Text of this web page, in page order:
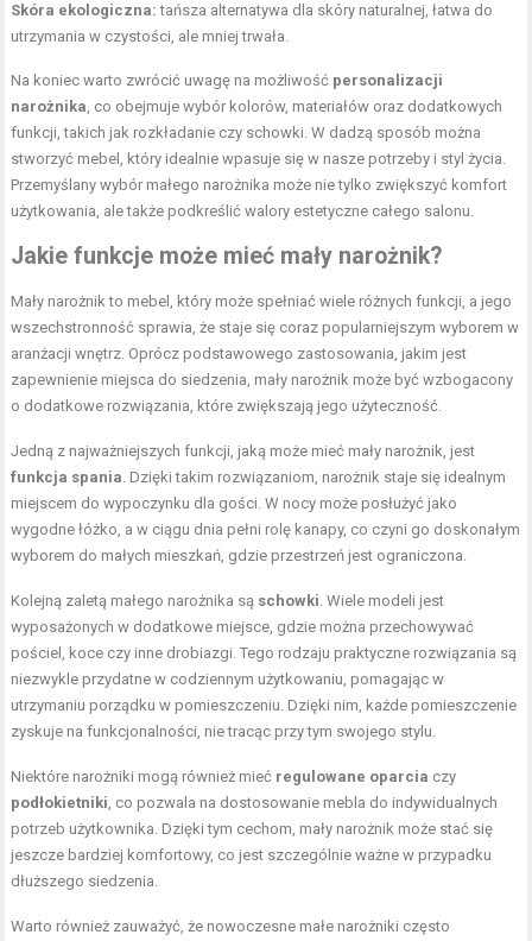
Skóra ekologiczna: tańsza alternatywa dla skóry naturalnej, łatwa do
utrzymania w czystości, ale mniej trwała.
Na koniec warto zwrócić uwagę na możliwość personalizacji
narożnika, co obejmuje wybór kolorów, materiałów oraz dodatkowych
funkcji, takich jak rozkładanie czy schowki. W dadzą sposób można
stworzyć mebel, który idealnie wpasuje się w nasze potrzeby i styl życia.
Przemyślany wybór małego narożnika może nie tylko zwiększyć komfort
użytkowania, ale także podkreślić walory estetyczne całego salonu.
Jakie funkcje może mieć mały narożnik?
Mały narożnik to mebel, który może spełniać wiele różnych funkcji, a jego
wszechstronność sprawia, że staje się coraz popularniejszym wyborem w
aranżacji wnętrz. Oprócz podstawowego zastosowania, jakim jest
zapewnienie miejsca do siedzenia, mały narożnik może być wzbogacony
o dodatkowe rozwiązania, które zwiększają jego użyteczność.
Jedną z najważniejszych funkcji, jaką może mieć mały narożnik, jest
funkcja spania. Dzięki takim rozwiązaniom, narożnik staje się idealnym
miejscem do wypoczynku dla gości. W nocy może posłużyć jako
wygodne łóżko, a w ciągu dnia pełni rolę kanapy, co czyni go doskonałym
wyborem do małych mieszkań, gdzie przestrzeń jest ograniczona.
Kolejną zaletą małego narożnika są schowki. Wiele modeli jest
wyposażonych w dodatkowe miejsce, gdzie można przechowywać
pościel, koce czy inne drobiazgi. Tego rodzaju praktyczne rozwiązania są
niezwykle przydatne w codziennym użytkowaniu, pomagając w
utrzymaniu porządku w pomieszczeniu. Dzięki nim, każde pomieszczenie
zyskuje na funkcjonalności, nie tracąc przy tym swojego stylu.
Niektóre narożniki mogą również mieć regulowane oparcia czy
podłokietniki, co pozwala na dostosowanie mebla do indywidualnych
potrzeb użytkownika. Dzięki tym cechom, mały narożnik może stać się
jeszcze bardziej komfortowy, co jest szczególnie ważne w przypadku
dłuższego siedzenia.
Warto również zauważyć, że nowoczesne małe narożniki często